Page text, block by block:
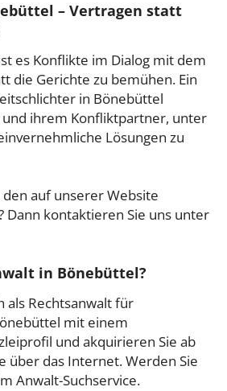
– Vertragen statt
es Konflikte im Dialog mit dem
die Gerichte zu bemühen. Ein
in Bönebüttel
ihrem Konfliktpartner, unter
Lösungen zu
den auf unserer Website
Dann kontaktieren Sie uns unter
in Bönebüttel?
als Rechtsanwalt für
mit einem
und akquirieren Sie ab
über das Internet. Werden Sie
Anwalt-Suchservice.